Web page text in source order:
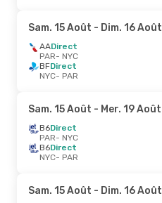
Sam. 15 Août - Dim. 16 Août
AADirect
PAR- NYC
BFDirect
NYC- PAR
Sam. 15 Août - Mer. 19 Août
B6Direct
PAR- NYC
B6Direct
NYC- PAR
Sam. 15 Août - Dim. 16 Août